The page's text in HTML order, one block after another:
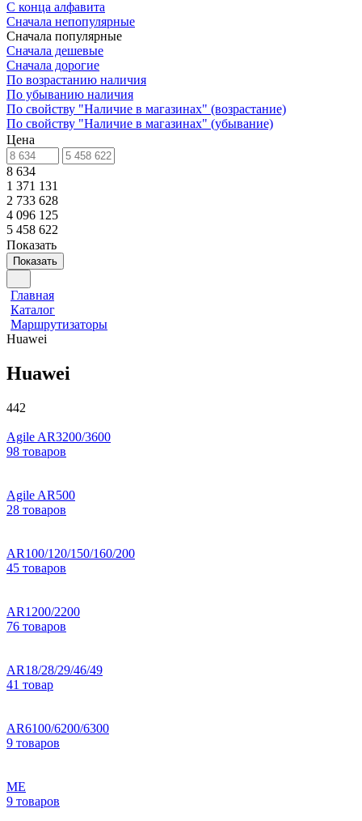
С конца алфавита
Сначала непопулярные
Сначала популярные
Сначала дешевые
Сначала дорогие
По возрастанию наличия
По убыванию наличия
По свойству "Наличие в магазинах" (возрастание)
По свойству "Наличие в магазинах" (убывание)
Цена
8 634
1 371 131
2 733 628
4 096 125
5 458 622
Показать
Показать
Главная
Каталог
Маршрутизаторы
Huawei
Huawei
442
Agile AR3200/3600
98 товаров
Agile AR500
28 товаров
AR100/120/150/160/200
45 товаров
AR1200/2200
76 товаров
AR18/28/29/46/49
41 товар
AR6100/6200/6300
9 товаров
ME
9 товаров